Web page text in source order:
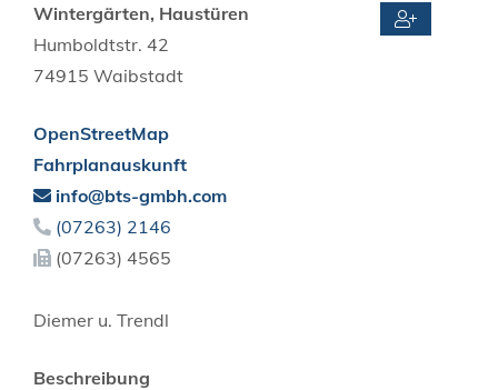
Wintergärten, Haustüren
Humboldtstr. 42
74915 Waibstadt
OpenStreetMap
Fahrplanauskunft
info@bts-gmbh.com
(07263) 21 46
(07263) 4565
Diemer u. Trendl
Beschreibung